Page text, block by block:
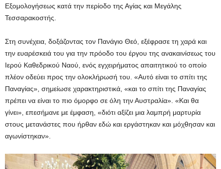
Εξομολογήσεως κατά την περίοδο της Αγίας και Μεγάλης
Τεσσαρακοστής.
Στη συνέχεια, δοξάζοντας τον Πανάγιο Θεό, εξέφρασε τη χαρά και
την ευαρέσκειά του για την πρόοδο του έργου της ανακαινίσεως του
Ιερού Καθεδρικού Ναού, ενός εγχειρήματος απαιτητικού το οποίο
πλέον οδεύει προς την ολοκλήρωσή του. «Αυτό είναι το σπίτι της
Παναγίας», σημείωσε χαρακτηριστικά, «και το σπίτι της Παναγίας
πρέπει να είναι το πιο όμορφο σε όλη την Αυστραλία». «Και θα
γίνει», επεσήμανε με έμφαση, «διότι αξίζει μια λαμπρή μαρτυρία
στους μετανάστες που ήρθαν εδώ και εργάστηκαν και μόχθησαν και
αγωνίστηκαν».